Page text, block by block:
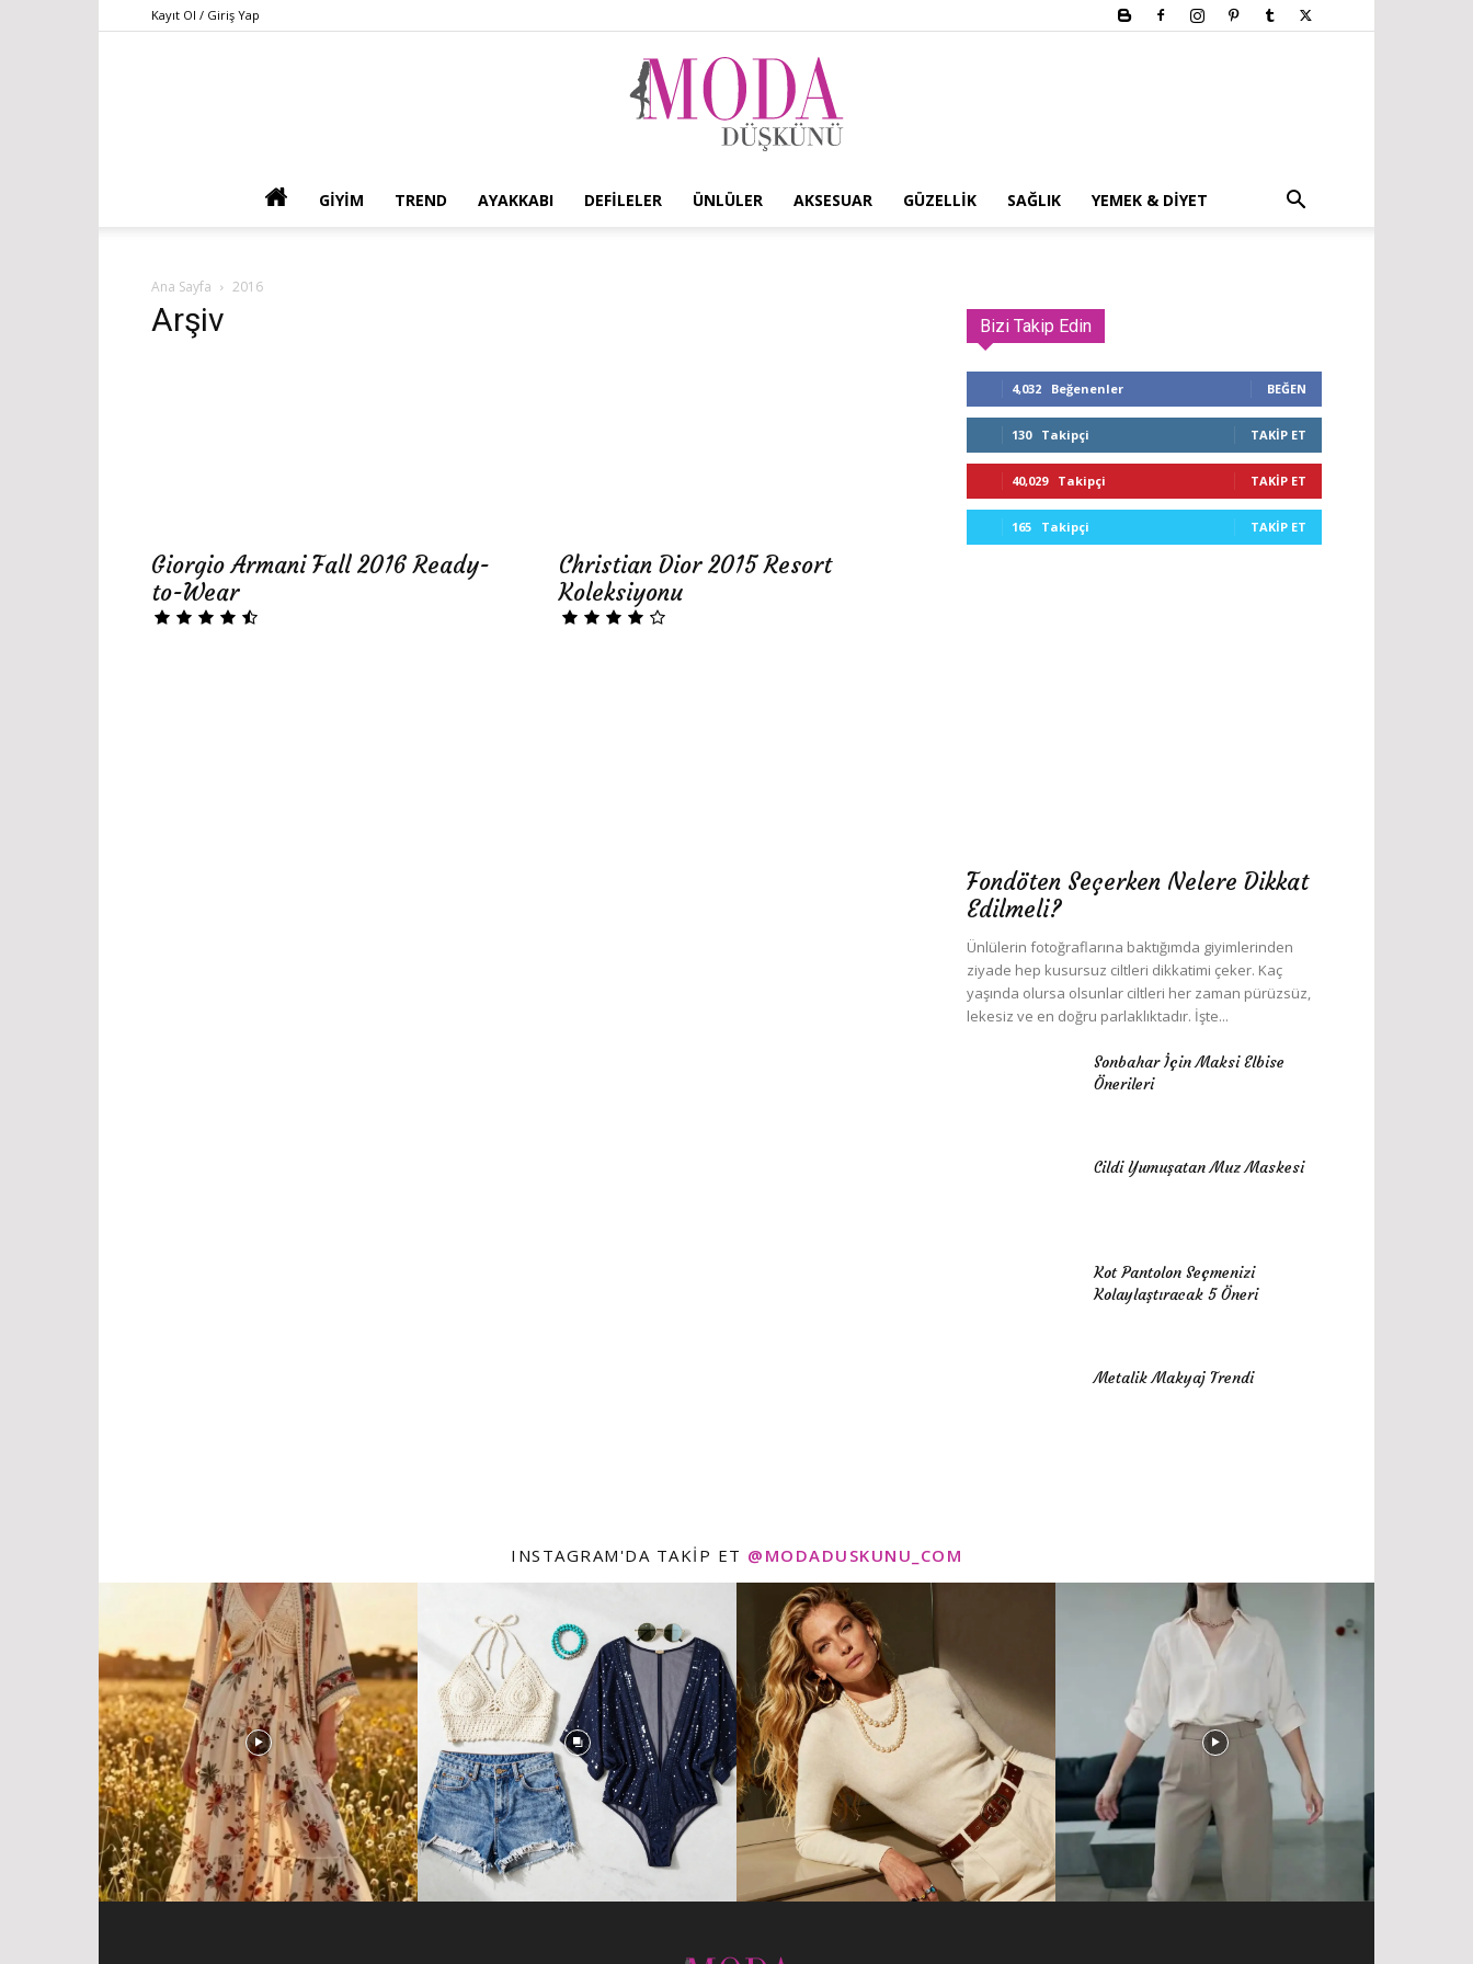
Kayıt Ol / Giriş Yap
GIYIM TREND AYAKKABI DEFILELER ÜNLÜLER AKSESUAR GÜZELLIK SAĞLIK YEMEK & DIYET
Ana Sayfa 2016
Arşiv
Giorgio Armani Fall 2016 Ready-
to-Wear
Christian Dior 2015 Resort
Koleksiyonu
Bizi Takip Edin
4,032 Beğenenler BEĞEN
130 Takipçi TAKIP ET
40,029 Takipçi TAKIP ET
165 Takipçi TAKIP ET
Fondöten Seçerken Nelere Dikkat
Edilmeli?
Ünlülerin fotoğraflarına baktığımda giyimlerinden
ziyade hep kusursuz ciltleri dikkatimi çeker. Kaç
yaşında olursa olsunlar ciltleri her zaman pürüzsüz,
lekesiz ve en doğru parlaklıktadır. İşte...
Sonbahar İçin Maksi Elbise
Önerileri
Cildi Yumuşatan Muz Maskesi
Kot Pantolon Seçmenizi
Kolaylaştıracak 5 Öneri
Metalik Makyaj Trendi
INSTAGRAM'DA TAKIP ET @MODADUSKUNU_COM